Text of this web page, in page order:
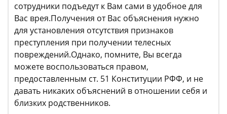
сотрудники подъедут к Вам сами в удобное для
Вас врея.Получения от Вас объяснения нужно
для установления отсутствия признаков
преступления при получении телесных
повреждений.Однако, помните, Вы всегда
можете воспользоваться правом,
предоставленным ст. 51 Конституции РФФ, и не
давать никаких объяснений в отношении себя и
близких родственников.